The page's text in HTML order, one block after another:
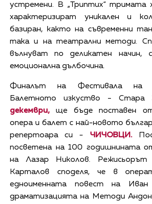
устремени. В „Триптих“ тримата
характеризират уникален и
базиран, както на съвременни
така и на театрални методи.
вълнуват по деликатен начин,
емоционална дълбочина.
Финалът на Фестивала на
Балетното изкуство - Стара
декември, ще бъде поставен
опера и балет с най-новото
репертоара си - ЧИЧОВЦИ.
посветена на 100 годишнината
на Лазар Николов. Режисьорът
Карталов споделя, че в
едноименната повест на
драматизацията на Методи